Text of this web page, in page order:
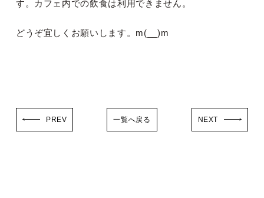
す。カフェ内での飲食は利用できません。
どうぞ宜しくお願いします。m(__)m
NEXT
一覧へ戻る
PREV